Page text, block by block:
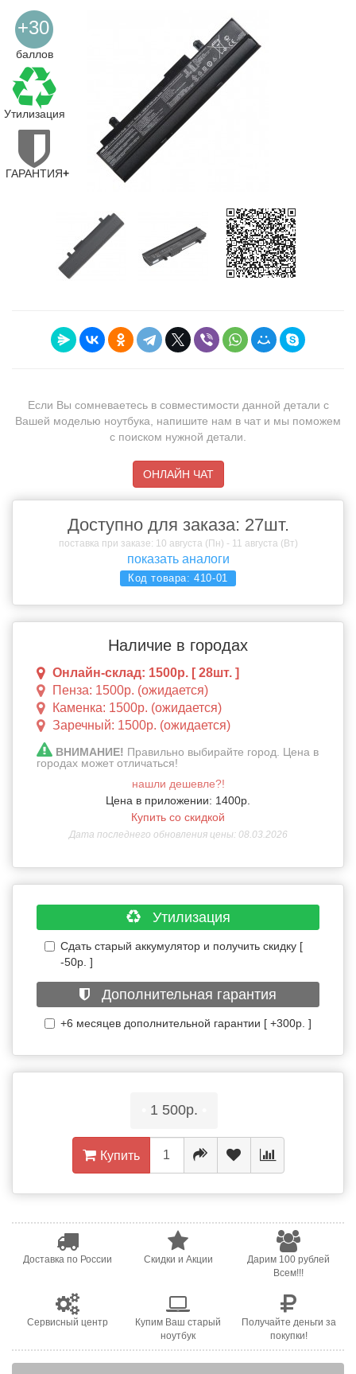
+30
баллов
Утилизация
ГАРАНТИЯ+
Если Вы сомневаетесь в совместимости данной детали с
Вашей моделью ноутбука, напишите нам в чат и мы поможем
с поиском нужной детали.
ОНЛАЙН ЧАТ
Доступно для заказа: 27шт.
поставка при заказе: 10 августа (Пн) - 11 августа (Вт)
показать аналоги
Код товара:410-01
Наличие в городах
Онлайн-склад: 1500р. [ 28шт. ]
Пенза: 1500р. (ожидается)
Каменка: 1500р. (ожидается)
Заречный: 1500р. (ожидается)
ВНИМАНИЕ! Правильно выбирайте город. Цена в
городах может отличаться!
нашли дешевле?!
Цена в приложении: 1400р.
Купить со скидкой
Дата последнего обновления цены: 08.03.2026
Утилизация
Сдать старый аккумулятор и получить скидку [
-50р. ]
Дополнительная гарантия
+6 месяцев дополнительной гарантии [ +300р. ]
1 500р.
Купить
Доставка по России Скидки и Акции
Дарим 100 рублей
Всем!!!
Сервисный центр
Купим Ваш старый
ноутбук
Получайте деньги за
покупки!